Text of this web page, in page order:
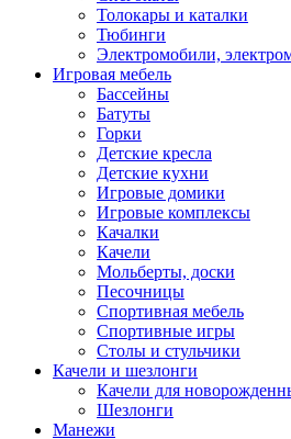
Толокары и каталки
Тюбинги
Электромобили,
Игровая мебель
Бассейны
Батуты
Горки
Детские кресла
Детские кухни
Игровые домики
Игровые комплексы
Качалки
Качели
Мольберты, доски
Песочницы
Спортивная мебель
Спортивные игры
Столы и стульчики
Качели и шезлонги
Качели для
Шезлонги
Манежи